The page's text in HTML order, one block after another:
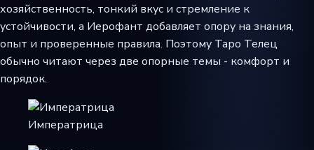
хозяйственность, тонкий вкус и стремление к
устойчивости, а Иерофант добавляет опору на знания,
опыт и проверенные правила. Поэтому Таро Телец
обычно читают через две опорные темы - комфорт и
порядок.
Императрица